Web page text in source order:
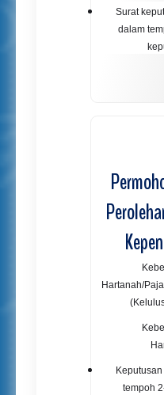
Surat
dalam
Hartanah/
tempoh